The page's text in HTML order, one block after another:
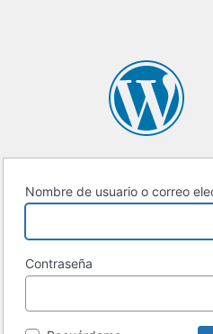
Nombre de usuario o correo
Contraseña